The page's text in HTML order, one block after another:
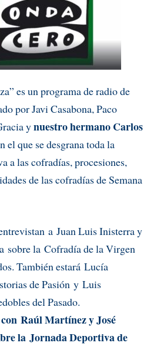
es un programa de radio de
por Javi Casabona, Paco
ynuestro hermano Carlos
el que se desgrana toda la
a las cofradías, procesiones,
de las cofradías de Semana
a Juan Luis Inisterra y
sobre la Cofradía de la Virgen
También estará Lucía
de Pasión y Luis
del Pasado.
Raúl Martínez y José
la Jornada Deportiva de